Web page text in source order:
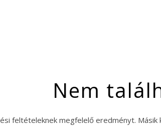
Nem
feltételeknek megfelelő eredményt.